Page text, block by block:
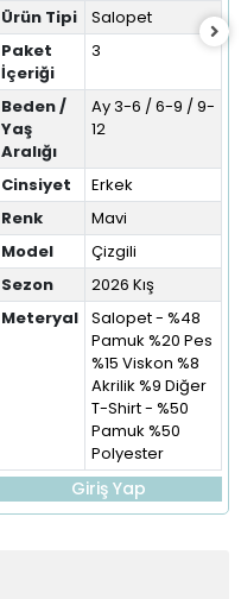
Ürün Tipi
Salopet
Paket
İçeriği
3
Beden /
Yaş
Aralığı
Ay 3-6 / 6-9 / 9-
12
Cinsiyet
Erkek
Renk
Mavi
Model
Çizgili
Sezon
2026 Kış
Meteryal Salopet - %48
Pamuk %20 Pes
%15 Viskon %8
Akrilik %9 Diğer
T-Shirt - %50
Pamuk %50
Polyester
Giriş Yap